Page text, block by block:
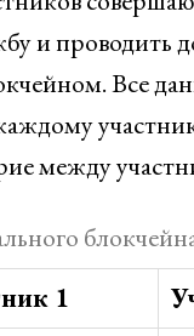
и проводить
Все
между
1